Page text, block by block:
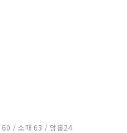
60 / 소매 63 / 암홀24